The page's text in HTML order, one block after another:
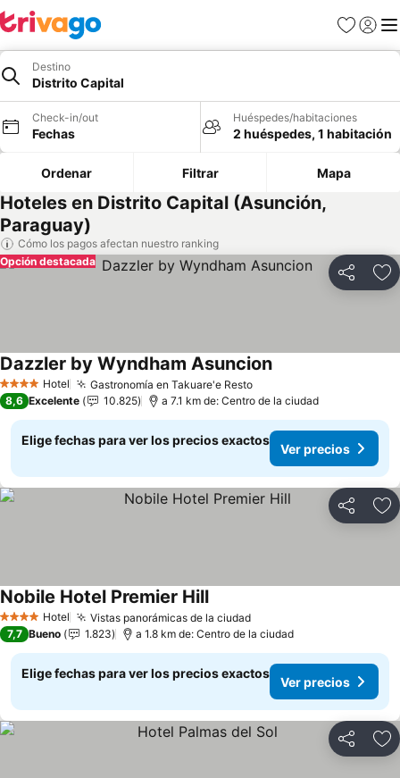
Favoritos
Iniciar
Destino
Distrito Capital
Check-in/out
Fechas
Huéspedes/habitaciones
2 huéspedes, 1 habitación
Ordenar Filtrar Mapa
Hoteles en Distrito Capital (Asunción,
Paraguay)
Cómo los pagos afectan nuestro ranking
Compartir
Opción destacada
4 EstrellasHotel Gastronomía en Takuare'e RestoVer precios
Dazzler by Wyndham AsuncionVer precios
8,6 Excelente 10.825 a 7.1 km de: Centro de la ciudad
Elige fechas para ver los precios exactos
Ver precios
Compartir
4 EstrellasHotel Vistas panorámicas de la ciudadVer precios
Nobile Hotel Premier HillVer precios
7,7 Bueno 1.823 a 1.8 km de: Centro de la ciudad
Elige fechas para ver los precios exactos
Ver precios
Compartir